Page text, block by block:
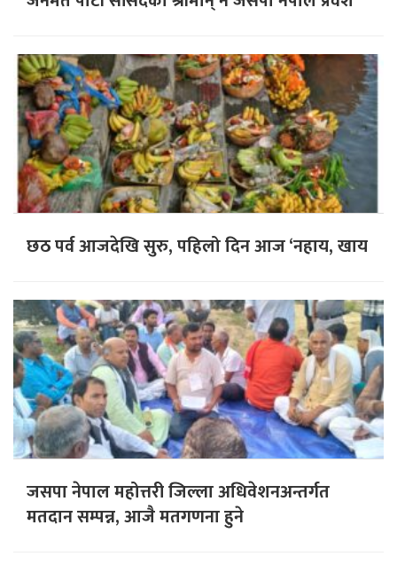
छठ पर्व आजदेखि सुरु, पहिलो दिन आज ‘नहाय, खाय
जसपा नेपाल महोत्तरी जिल्ला अधिवेशनअन्तर्गत
मतदान सम्पन्न, आजै मतगणना हुने